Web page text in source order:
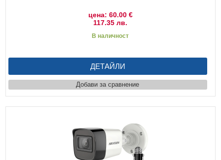
цена: 60.00 €
117.35 лв.
В наличност
ДЕТАЙЛИ
Добави за сравнение